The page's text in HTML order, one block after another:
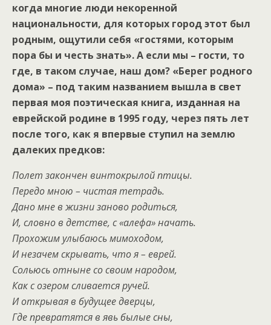
когда многие люди некоренной
национальности, для которых город этот был
родным, ощутили себя «гостями, которым
пора бы и честь знать». А если мы – гости, то
где, в таком случае, наш дом? «Берег родного
дома» – под таким названием вышла в свет
первая моя поэтическая книга, изданная на
еврейской родине в 1995 году, через пять лет
после того, как я впервые ступил на землю
далеких предков:
Полет закончен винтокрылой птицы.
Передо мною – чистая тетрадь.
Дано мне в жизни заново родиться,
И, словно в детстве, с «алефа» начать.
Прохожим улыбаюсь мимоходом,
И незачем скрывать, что я – еврей.
Сольюсь отныне со своим народом,
Как с озером сливается ручей.
И открывая в будущее дверцы,
Где превратятся в явь былые сны,